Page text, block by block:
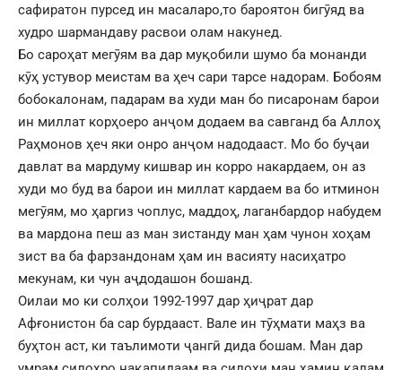
сафиратон пурсед ин масаларо,то бароятон бигӯяд ва
худро шармандаву расвои олам накунед.
Бо сароҳат мегӯям ва дар муқобили шумо ба монанди
кӯҳ устувор меистам ва ҳеч сари тарсе надорам. Бобоям
бобокалонам, падарам ва худи ман бо писаронам барои
ин миллат корҳоеро анҷом додаем ва савганд ба Аллоҳ
Раҳмонов ҳеч яки онро анҷом надодааст. Мо бо буҷаи
давлат ва мардуму кишвар ин корро накардаем, он аз
худи мо буд ва барои ин миллат кардаем ва бо итминон
мегӯям, мо ҳаргиз чоплус, маддоҳ, лаганбардор набудем
ва мардона пеш аз ман зистанду ман ҳам чунон хоҳам
зист ва ба фарзандонам ҳам ин васияту насиҳатро
мекунам, ки чун аҷдодашон бошанд.
Оилаи мо ки солҳои 1992-1997 дар ҳиҷрат дар
Афғонистон ба сар бурдааст. Вале ин тӯҳмати маҳз ва
буҳтон аст, ки таълимоти ҷангӣ дида бошам. Ман дар